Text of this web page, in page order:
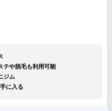
テや脱毛も利用可能
ジム
に入る